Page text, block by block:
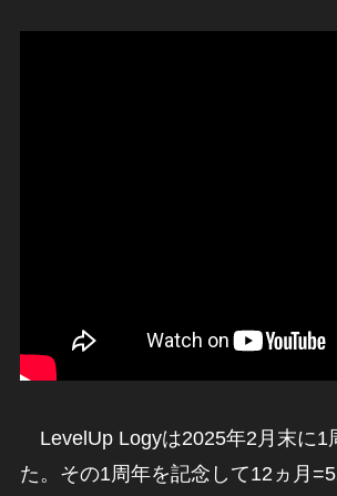
LevelUp Logyは2025年2月末に1
た。その1周年を記念して12ヵ月